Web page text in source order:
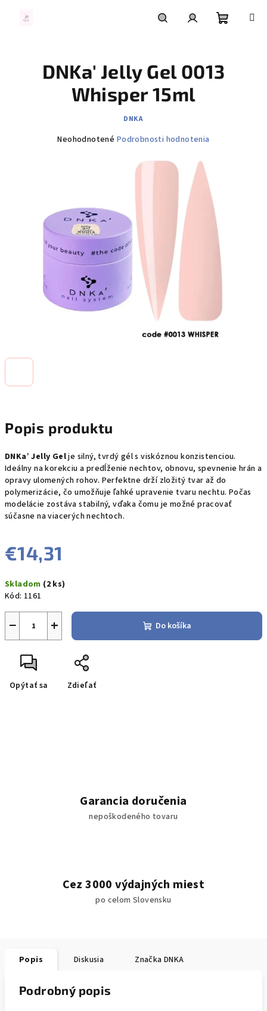
košík
Popis produktu
DNKa’ Jelly Gelje silný, tvrdý gél s viskóznou konzistenciou.
Ideálny na korekciu a predĺženie nechtov, obnovu, spevnenie hrán a
opravy ulomených rohov. Perfektne drží zložitý tvar až do
polymerizácie, čo umožňuje ľahké upravenie tvaru nechtu. Počas
modelácie zostáva stabilný, vďaka čomu je možné pracovať
súčasne na viacerých nechtoch.
€14,31
cena:
Skladom (2 ks)
Kód: 1161
+
− Do košíka
Opýtať sa Zdieľať
DNKa' Jelly Gel 0013
Whisper 15ml
DNKA
Priemerné
5
hviezdičiek.
Neohodnotené Podrobnosti hodnotenia
Garancia doručenia
nepoškodeného tovaru
Cez 3000 výdajných miest
po celom Slovensku
Popis Diskusia Značka DNKA
Podrobný popis